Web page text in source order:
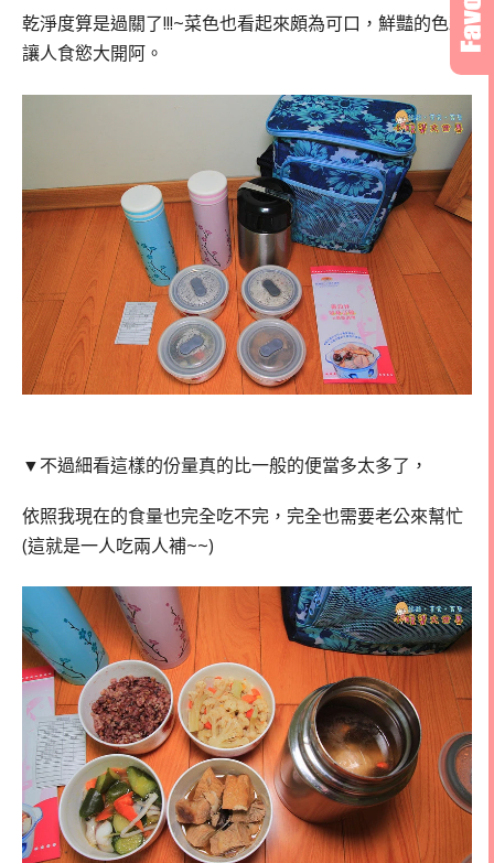
乾淨度算是過關了!!!~菜色也看起來頗為可口，鮮豔的色彩
讓人食慾大開阿。
▼不過細看這樣的份量真的比一般的便當多太多了，
依照我現在的食量也完全吃不完，完全也需要老公來幫忙
(這就是一人吃兩人補~~)